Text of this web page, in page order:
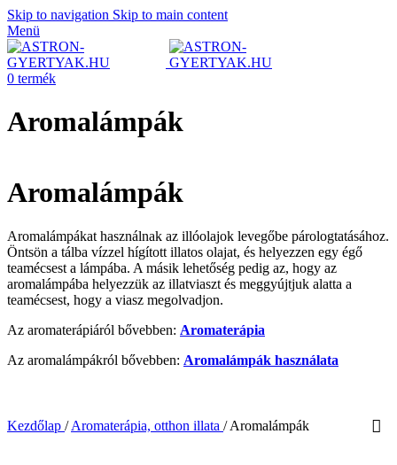
Skip to navigation Skip to main content
Menü
0 termék
Aromalámpák
Aromalámpák
Aromalámpákat használnak az illóolajok levegőbe párologtatásához.
Öntsön a tálba vízzel hígított illatos olajat, és helyezzen egy égő
teamécsest a lámpába. A másik lehetőség pedig az, hogy az
aromalámpába helyezzük az illatviaszt és meggyújtjuk alatta a
teamécsest, hogy a viasz megolvadjon.
Az aromaterápiáról bővebben: Aromaterápia
Az aromalámpákról bővebben: Aromalámpák használata
Kezdőlap / Aromaterápia, otthon illata / Aromalámpák